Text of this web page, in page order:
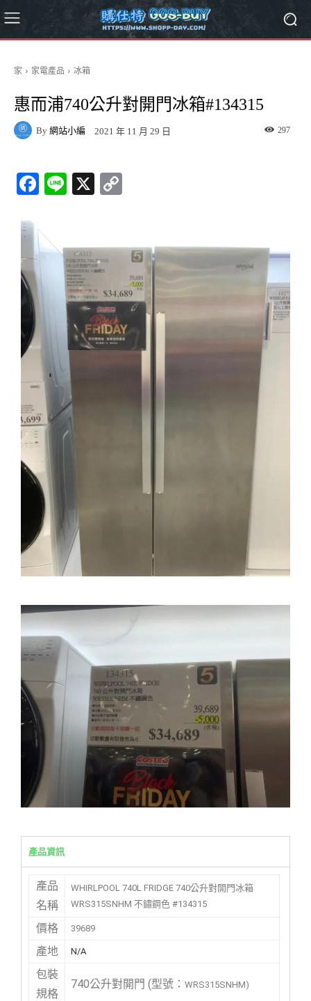
家 家電產品 冰箱
惠而浦740公升對開門冰箱#134315
By 網站小編 2021 年 11 月 29 日 297
Fa
ok
Li
X
Li
nk
產品資訊
產品
名稱
WHIRLPOOL 740L FRIDGE 740公升對開門冰箱
WRS315SNHM 不鏽鋼色 #134315
價格 39689
產地 N/A
包裝
規格
740公升對開門 (型號： WRS315SNHM)